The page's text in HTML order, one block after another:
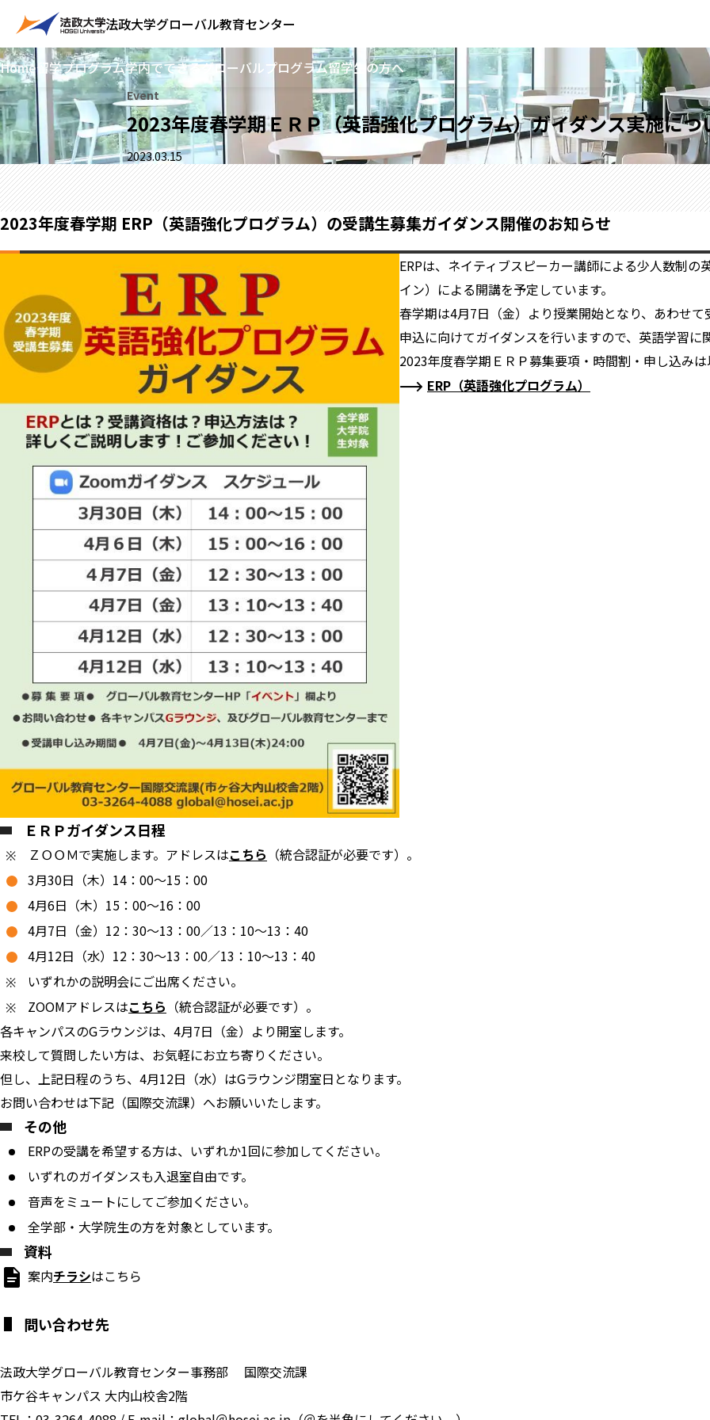
法政大学グローバル教育センター
Home留学プログラム学内でできるグローバルプログラム留学生の方へ
Event
2023年度春学期ＥＲＰ（英語強化プログラム）ガイダンス実施につ
2023.03.15
2023年度春学期 ERP（英語強化プログラム）の受講生募集ガイダンス開催のお知らせ
ERPは、ネイティブスピーカー講師による少人数制
イン）による開講を予定しています。
春学期は4月7日（金）より授業開始となり、あわせて
申込に向けてガイダンスを行いますので、英語学習に
2023年度春学期ＥＲＰ募集要項・時間割・申し込みは
ERP（英語強化プログラム）
ＥＲＰガイダンス日程
ＺＯＯＭで実施します。アドレスはこちら （統合認証が必要です）。
3月30日（木）14：00～15：00
4月6日（木）15：00～16：00
4月7日（金）12：30～13：00／13：10～13：40
4月12日（水）12：30～13：00／13：10～13：40
いずれかの説明会にご出席ください。
ZOOMアドレスはこちら （統合認証が必要です）。
各キャンパスのGラウンジは、4月7日（金）より開室します。
来校して質問したい方は、お気軽にお立ち寄りください。
但し、上記日程のうち、4月12日（水）はGラウンジ閉室日となります。
お問い合わせは下記（国際交流課）へお願いいたします。
その他
ERPの受講を希望する方は、いずれか1回に参加してください。
いずれのガイダンスも入退室自由です。
音声をミュートにしてご参加ください。
全学部・大学院生の方を対象としています。
資料
案内チラシはこちら
問い合わせ先
法政大学グローバル教育センター事務部 国際交流課
市ケ谷キャンパス 大内山校舎2階